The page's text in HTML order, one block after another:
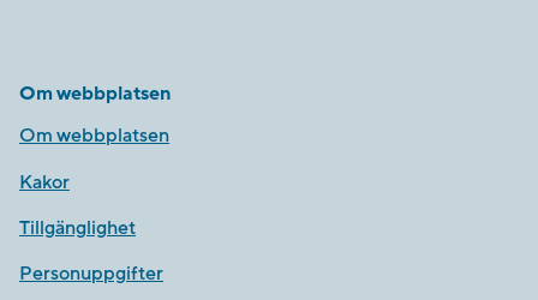
Om webbplatsen
Om webbplatsen
Kakor
Tillgänglighet
Personuppgifter